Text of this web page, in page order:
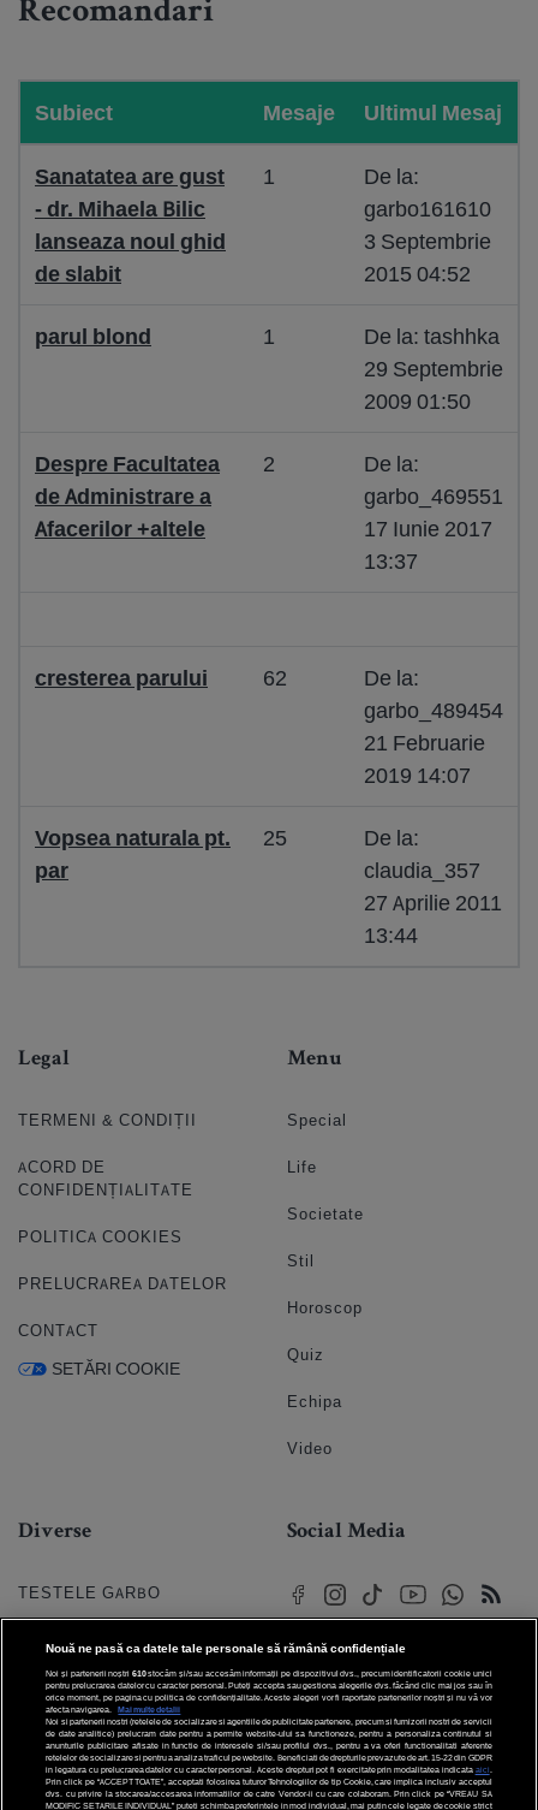
Recomandari
Subiect Mesaje Ultimul Mesaj
Sanatatea are gust
- dr. Mihaela Bilic
lanseaza noul ghid
de slabit
1
De la:
garbo161610
3 Septembrie
2015 04:52
parul blond 1
De la: tashhka
29 Septembrie
2009 01:50
Despre Facultatea
de Administrare a
Afacerilor +altele
2
De la:
garbo_469551
17 Iunie 2017
13:37
cresterea parului 62
De la:
garbo_489454
21 Februarie
2019 14:07
Vopsea naturala pt.
par
25
De la:
claudia_357
27 Aprilie 2011
13:44
Legal
TERMENI & CONDIȚII
ACORD DE
CONFIDENȚIALITATE
POLITICA COOKIES
PRELUCRAREA DATELOR
CONTACT
SETĂRI COOKIE
Menu
Special
Life
Societate
Stil
Horoscop
Quiz
Echipa
Video
Diverse
TESTELE GARBO
HOROSCOP
HOROSCOPUL IUBIRII
FORUMURI
TRATAMENTE NATURISTE
Social Media
© 2026 Internet Corp SRL
Toate drepturile rezervate
Nouă ne pasă ca datele tale personale să rămână confidențiale
Noi și partenerii noștri 610stocăm și/sau accesăm informații pe dispozitivul dvs., precum identificatorii cookie unici
pentru prelucrarea datelor cu caracter personal. Puteți accepta sau gestiona alegerile dvs. făcând clic mai jos sau în
orice moment, pe pagina cu politica de confidențialitate. Aceste alegeri vor fi raportate partenerilor noștri și nu vă vor
afecta navigarea.
Mai multe detalii
Noi si partenerii nostri (retelele de socializare si agentiile de publicitate partenere, precum si furnizorii nostri de servicii
de date analitice) prelucram date pentru a permite website-ului sa functioneze, pentru a personaliza continutul si
anunturile publicitare afisate in functie de interesele si/sau profilul dvs., pentru a va oferi functionalitati aferente
retelelor de socializare si pentru a analiza traficul pe website. Beneficiati de drepturile prevazute de art. 15-22 din GDPR
in legatura cu prelucrarea datelor cu caracter personal. Aceste drepturi pot fi exercitate prin modalitatea indicata aici
Prin click pe “ACCEPT TOATE”, acceptati folosirea tuturor Tehnologiilor de tip Cookie, care implica inclusiv acceptul
dvs. cu privire la stocarea/accesarea informatiilor de catre Vendor-ii cu care colaboram. Prin click pe “VREAU SA
MODIFIC SETARILE INDIVIDUAL” puteti schimba preferintele in mod individual, mai putin cele legate de cookie strict